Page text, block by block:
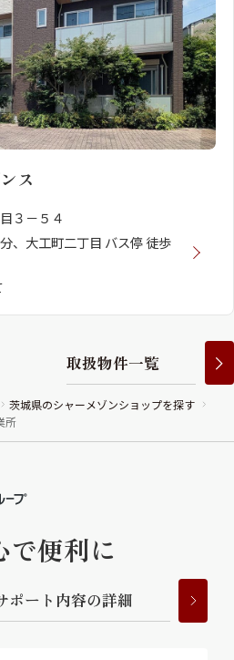
ス
３－５４
、大工町二丁目 バス停 徒歩
取扱物件一覧
茨城県のシャーメゾンショップを探す
所
で便利に
ポー ト 内容の詳細